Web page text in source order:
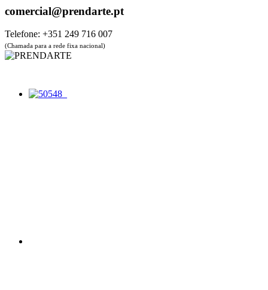
comercial@prendarte.pt
Telefone: +351 249 716 007
(Chamada para a rede fixa nacional)